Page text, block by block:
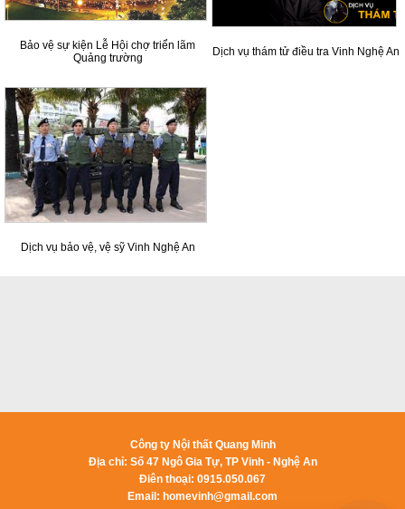
Bảo vệ sự kiện Lễ Hội chợ triển lãm
Quảng trường
Dịch vụ thám tử điều tra Vinh Nghệ An
Dịch vụ bảo vệ, vệ sỹ Vinh Nghệ An
Công ty Nội thất Quang Minh
Địa chỉ: Số 47 Ngô Gia Tự, TP Vinh - Nghệ An
Điên thoại: 0915.050.067
Email: homevinh@gmail.com